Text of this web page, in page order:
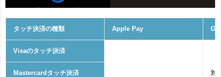
タッチ決済の種類 Apple Pay
Visaのタッチ決済
対
Mastercardタッチ決済